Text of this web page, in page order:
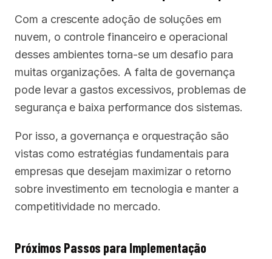
Com a crescente adoção de soluções em
nuvem, o controle financeiro e operacional
desses ambientes torna-se um desafio para
muitas organizações. A falta de governança
pode levar a gastos excessivos, problemas de
segurança e baixa performance dos sistemas.
Por isso, a governança e orquestração são
vistas como estratégias fundamentais para
empresas que desejam maximizar o retorno
sobre investimento em tecnologia e manter a
competitividade no mercado.
Próximos Passos para Implementação